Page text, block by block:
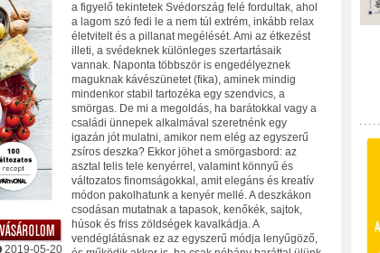
2019-05-20
a figyelő tekintetek Svédország felé fordultak, ahol
a lagom szó fedi le a nem túl extrém, inkább relax
életvitelt és a pillanat megélését. Ami az étkezést
illeti, a svédeknek különleges szertartásaik
vannak. Naponta többször is engedélyeznek
maguknak kávészünetet (fika), aminek mindig
mindenkor stabil tartozéka egy szendvics, a
smörgas. De mi a megoldás, ha barátokkal vagy a
családi ünnepek alkalmával szeretnénk egy
igazán jót mulatni, amikor nem elég az egyszerű
zsíros deszka? Ekkor jöhet a smörgasbord: az
asztal telis tele kenyérrel, valamint könnyű és
változatos finomságokkal, amit elegáns és kreatív
módon pakolhatunk a kenyér mellé. A deszkákon
csodásan mutatnak a tapasok, kenőkék, sajtok,
húsok és friss zöldségek kavalkádja. A
vendéglátásnak ez az egyszerű módja lenyűgöző,